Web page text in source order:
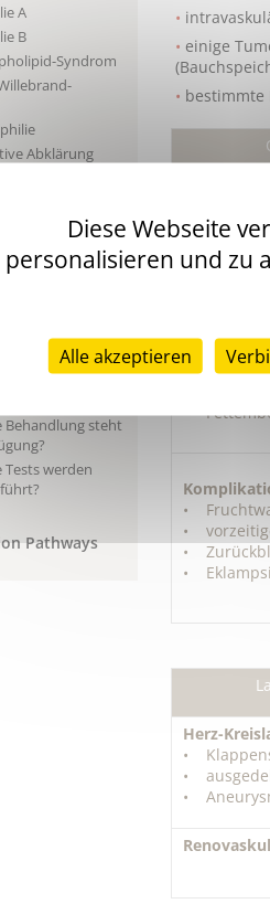
A
B
Syndrom
Abklärung
intravasale
die Ursache der
die klinischen
auftreten?
man
Behandlung steht
Tests werden
Pathways
einige
bestimmte
•
•
• schwere
•
•
•
•
•
Herz-
•
•
•
Diese Webseite
personalisieren und zu
Alle akzeptieren